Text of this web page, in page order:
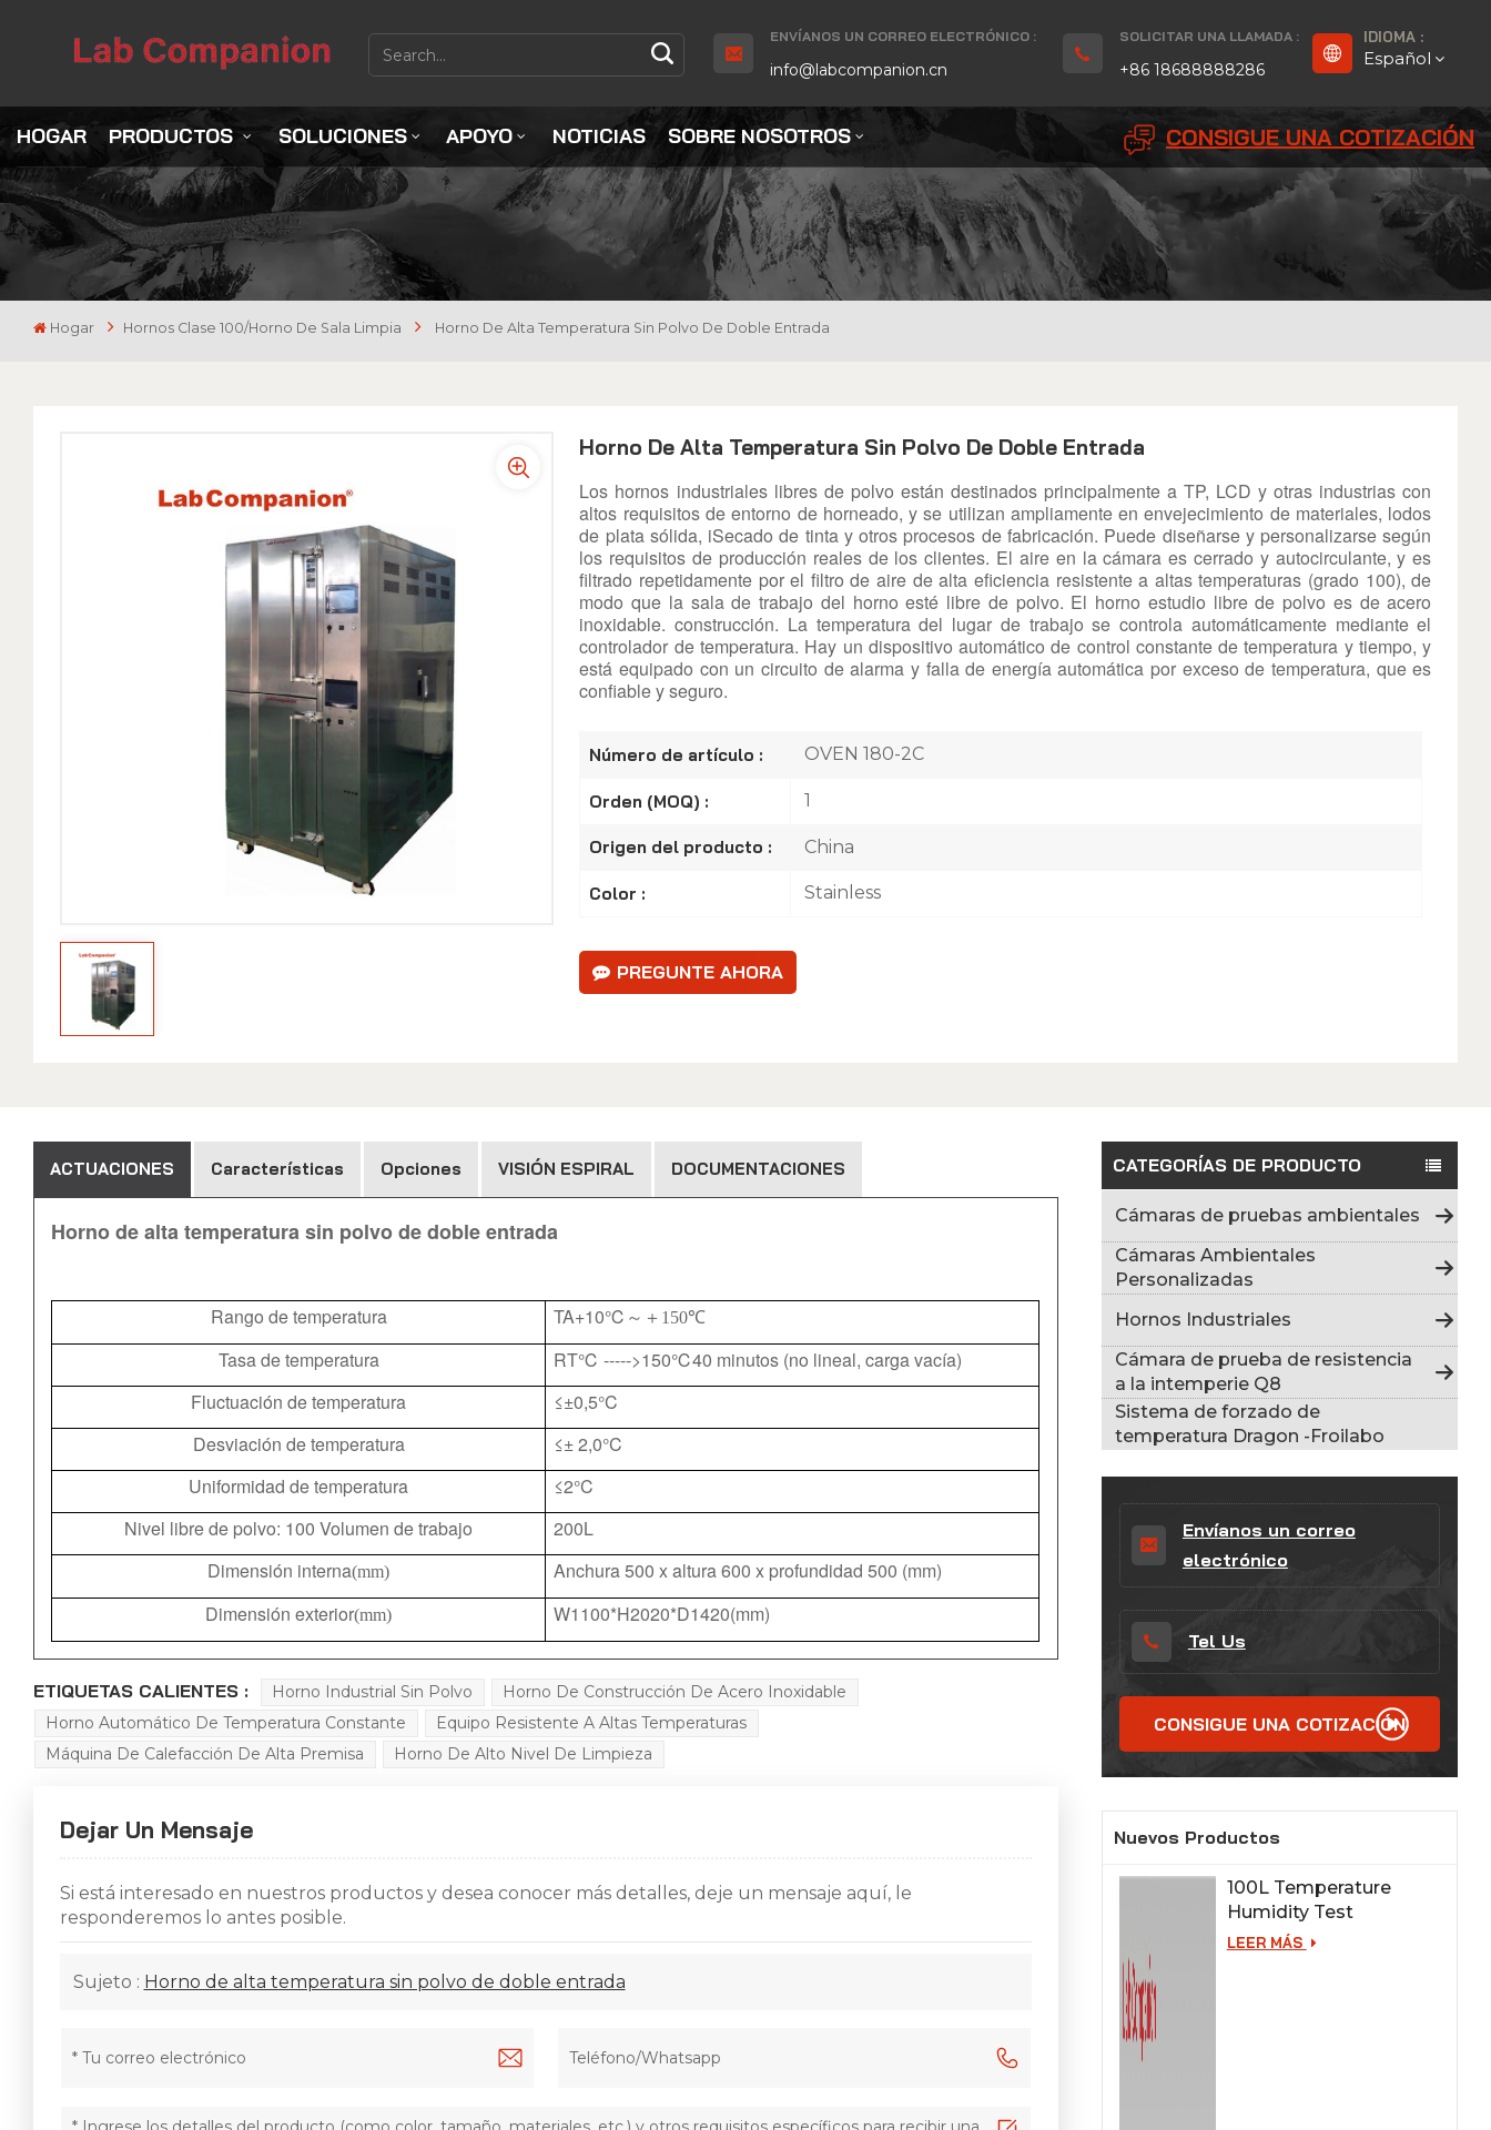
ENVÍANOS UN CORREO ELECTRÓNICO :
info@labcompanion.cn
SOLICITAR UNA LLAMADA :
+86 18688888286
IDIOMA :
Español
Indonesia
हिन्दी
ภาษาไทย
日本語
HOGAR PRODUCTOS SOLUCIONES APOYO NOTICIAS SOBRE NOSOTROS CONSIGUE UNA COTIZACIÓN
Hogar Hornos Clase 100/horno De Sala Limpia Horno De Alta Temperatura Sin Polvo De Doble Entrada
Horno De Alta Temperatura Sin Polvo De Doble Entrada
Los hornos industriales libres de polvo están destinados principalmente a TP, LCD y otras industrias con
altos requisitos de entorno de horneado, y se utilizan ampliamente en envejecimiento de materiales, lodos
de plata sólida, iSecado de tinta y otros procesos de fabricación. Puede diseñarse y personalizarse según
los requisitos de producción reales de los clientes. El aire en la cámara es cerrado y autocirculante, y es
filtrado repetidamente por el filtro de aire de alta eficiencia resistente a altas temperaturas (grado 100), de
modo que la sala de trabajo del horno esté libre de polvo. El horno estudio libre de polvo es de acero
inoxidable.construcción. La temperatura del lugar de trabajo se controla automáticamente mediante el
controlador de temperatura. Hay un dispositivo automático de control constante de temperatura y tiempo, y
está equipado con un circuito de alarma y falla de energía automática por exceso de temperatura, que es
confiabley seguro.
Número de artículo : OVEN 180-2C
Orden (MOQ) : 1
Origen del producto : China
Color : Stainless
PREGUNTE AHORA
CATEGORÍAS DE PRODUCTO
Cámaras de pruebas ambientales
Cámaras Ambientales
Personalizadas
Hornos Industriales
Cámara de prueba de resistencia
a la intemperie Q8
Sistema de forzado de
temperatura Dragon -Froilabo
Envíanos un correo
electrónico
Tel Us
CONSIGUE UNA COTIZACIÓN
Nuevos Productos
100L Temperature
Humidity Test
Chamber for Lab
LEER MÁS
ACTUACIONES Características Opciones VISIÓN ESPIRAL DOCUMENTACIONES
Horno de alta temperatura sin polvo de doble entrada
Rango de temperatura TA+10℃ ～＋ 150℃
Tasa de temperatura
RT℃ ----->150℃40 minutos (no lineal, carga vacía)
Fluctuación de temperatura
≤±0,5°C
Desviación de temperatura
≤± 2,0°C
Uniformidad de temperatura
≤2°C
Nivel libre de polvo: 100 Volumen de trabajo
200L
Dimensión interna(mm)
Anchura 500 x altura 600 x profundidad 500 (mm)
Dimensión exterior(mm) W1100*H2020*D1420(mm)
ETIQUETAS CALIENTES : Horno Industrial Sin Polvo
Horno De Construcción De Acero Inoxidable
Horno Automático De Temperatura Constante
Equipo Resistente A Altas Temperaturas
Máquina De Calefacción De Alta Premisa
Horno De Alto Nivel De Limpieza
Dejar Un Mensaje
Si está interesado en nuestros productos y desea conocer más detalles, deje un mensaje aquí, le
responderemos lo antes posible.
Sujeto : Horno de alta temperatura sin polvo de doble entrada